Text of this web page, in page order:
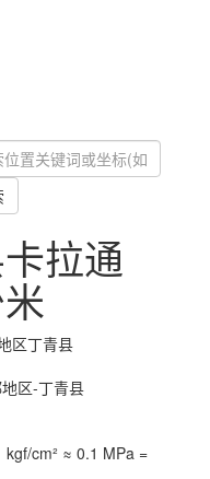
拉通
区丁青县
区-丁青县
cm² ≈ 0.1 MPa =